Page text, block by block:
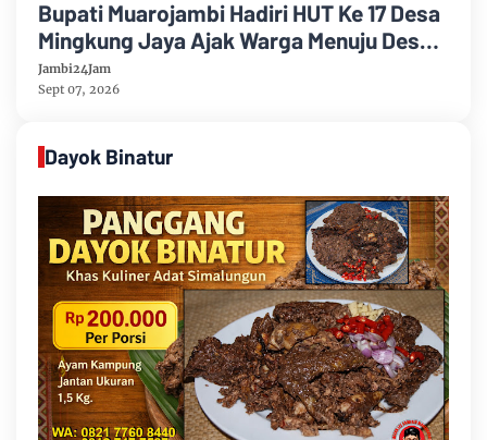
Bupati Muarojambi Hadiri HUT Ke 17 Desa
Mingkung Jaya Ajak Warga Menuju Desa
Mandiri 2026
Jambi24Jam
Sept 07, 2026
Dayok Binatur